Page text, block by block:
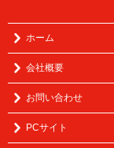
ホーム
会社概要
お問い合わせ
PCサイト